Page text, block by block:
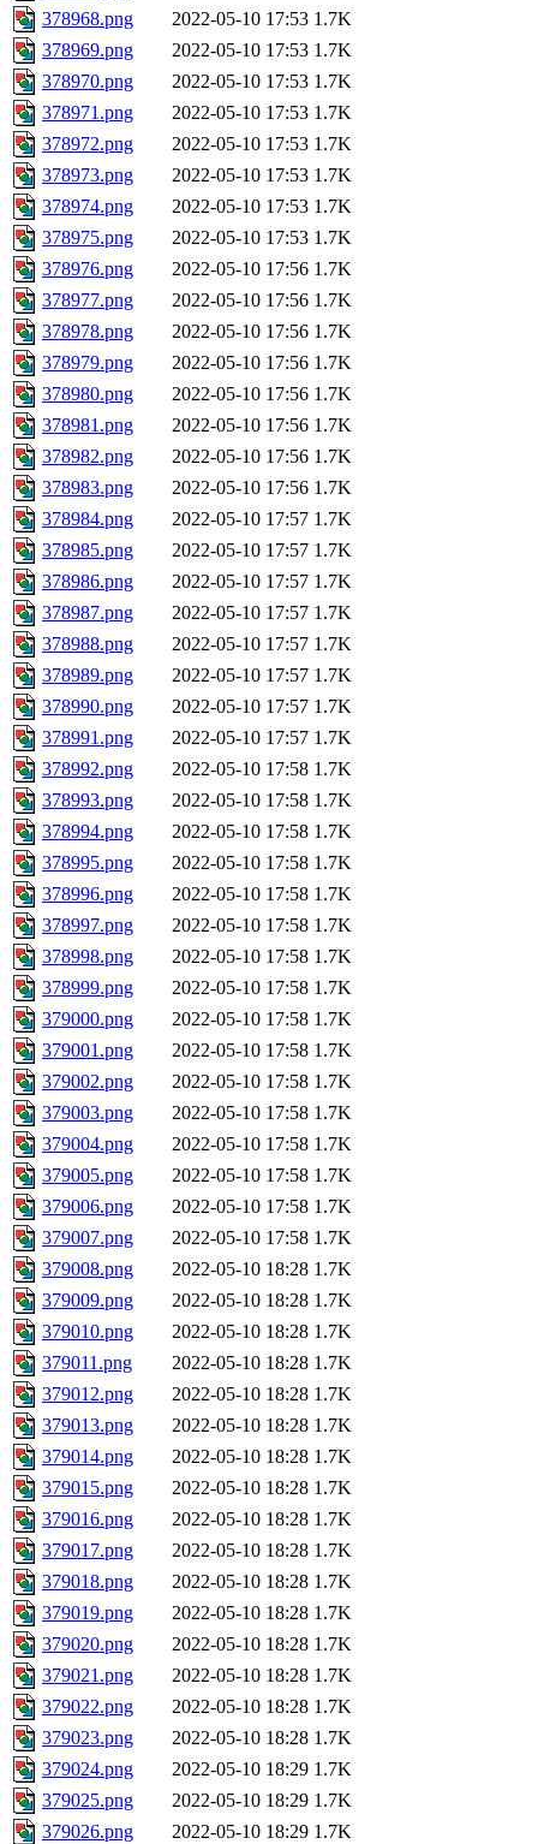
378968.png
2022-05-10 17:53 1.7K
378969.png
2022-05-10 17:53 1.7K
378970.png
2022-05-10 17:53 1.7K
378971.png
2022-05-10 17:53 1.7K
378972.png
2022-05-10 17:53 1.7K
378973.png
2022-05-10 17:53 1.7K
378974.png
2022-05-10 17:53 1.7K
378975.png
2022-05-10 17:53 1.7K
378976.png
2022-05-10 17:56 1.7K
378977.png
2022-05-10 17:56 1.7K
378978.png
2022-05-10 17:56 1.7K
378979.png
2022-05-10 17:56 1.7K
378980.png
2022-05-10 17:56 1.7K
378981.png
2022-05-10 17:56 1.7K
378982.png
2022-05-10 17:56 1.7K
378983.png
2022-05-10 17:56 1.7K
378984.png
2022-05-10 17:57 1.7K
378985.png
2022-05-10 17:57 1.7K
378986.png
2022-05-10 17:57 1.7K
378987.png
2022-05-10 17:57 1.7K
378988.png
2022-05-10 17:57 1.7K
378989.png
2022-05-10 17:57 1.7K
378990.png
2022-05-10 17:57 1.7K
378991.png
2022-05-10 17:57 1.7K
378992.png
2022-05-10 17:58 1.7K
378993.png
2022-05-10 17:58 1.7K
378994.png
2022-05-10 17:58 1.7K
378995.png
2022-05-10 17:58 1.7K
378996.png
2022-05-10 17:58 1.7K
378997.png
2022-05-10 17:58 1.7K
378998.png
2022-05-10 17:58 1.7K
378999.png
2022-05-10 17:58 1.7K
379000.png
2022-05-10 17:58 1.7K
379001.png
2022-05-10 17:58 1.7K
379002.png
2022-05-10 17:58 1.7K
379003.png
2022-05-10 17:58 1.7K
379004.png
2022-05-10 17:58 1.7K
379005.png
2022-05-10 17:58 1.7K
379006.png
2022-05-10 17:58 1.7K
379007.png
2022-05-10 17:58 1.7K
379008.png
2022-05-10 18:28 1.7K
379009.png
2022-05-10 18:28 1.7K
379010.png
2022-05-10 18:28 1.7K
379011.png
2022-05-10 18:28 1.7K
379012.png
2022-05-10 18:28 1.7K
379013.png
2022-05-10 18:28 1.7K
379014.png
2022-05-10 18:28 1.7K
379015.png
2022-05-10 18:28 1.7K
379016.png
2022-05-10 18:28 1.7K
379017.png
2022-05-10 18:28 1.7K
379018.png
2022-05-10 18:28 1.7K
379019.png
2022-05-10 18:28 1.7K
379020.png
2022-05-10 18:28 1.7K
379021.png
2022-05-10 18:28 1.7K
379022.png
2022-05-10 18:28 1.7K
379023.png
2022-05-10 18:28 1.7K
379024.png
2022-05-10 18:29 1.7K
379025.png
2022-05-10 18:29 1.7K
379026.png
2022-05-10 18:29 1.7K